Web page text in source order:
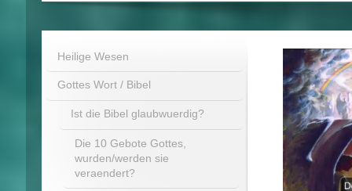
Heilige Wesen
Gottes Wort / Bibel
Ist die Bibel glaubwuerdig?
Die 10 Gebote Gottes,
wurden/werden sie
veraendert?